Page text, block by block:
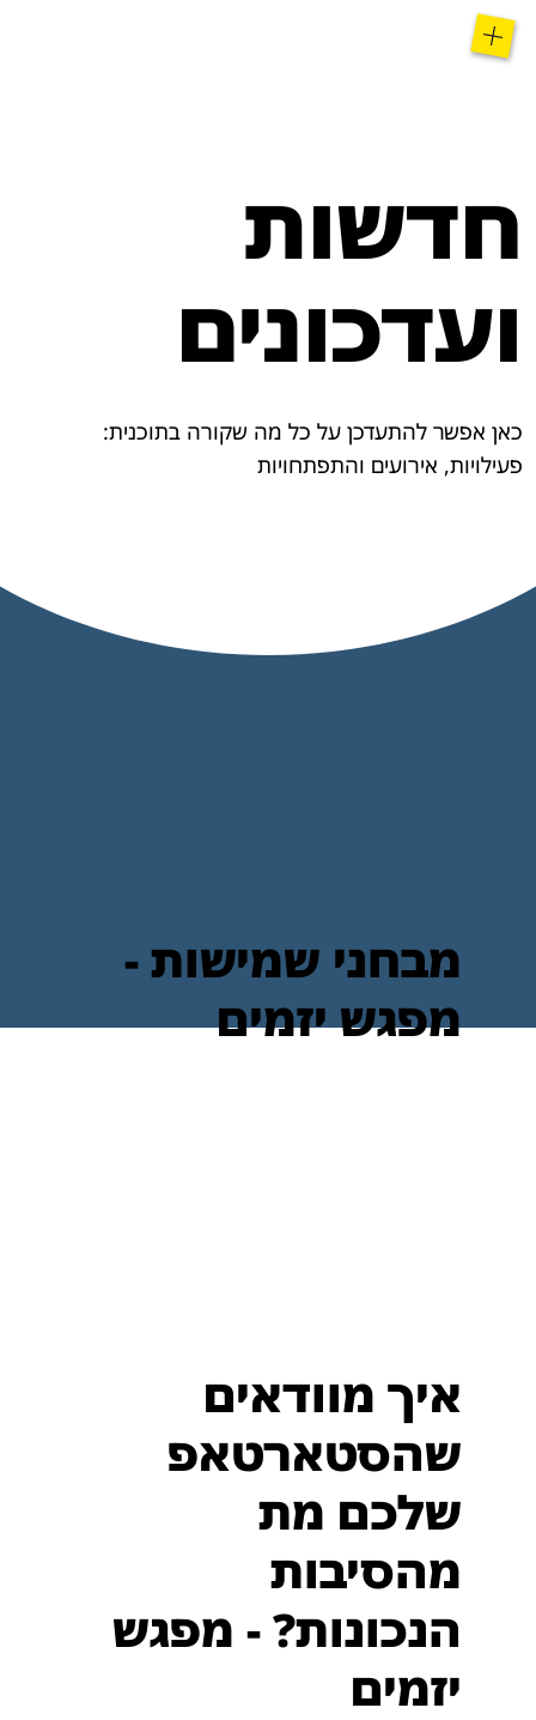
חדשות
ועדכונים
כאן אפשר להתעדכן על כל מה שקורה בתוכנית:
פעילויות, אירועים והתפתחויות
מבחני שמישות -
מפגש יזמים
איך מוודאים
שהסטארטאפ
שלכם מת
מהסיבות
הנכונות? - מפגש
יזמים